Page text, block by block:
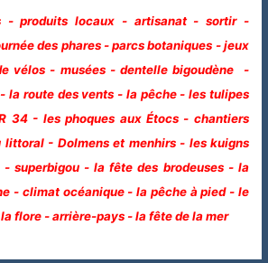
- produits locaux - artisanat - sortir -
des phares - parcs botaniques - jeux
vélos - musées - dentelle bigoudène -
la route des vents - la pêche - les tulipes
34 - les phoques aux Étocs - chantiers
littoral - Dolmens et menhirs - les kuigns
- superbigou - la fête des brodeuses - la
- climat océanique - la pêche à pied - le
flore - arrière-pays - la fête de la mer